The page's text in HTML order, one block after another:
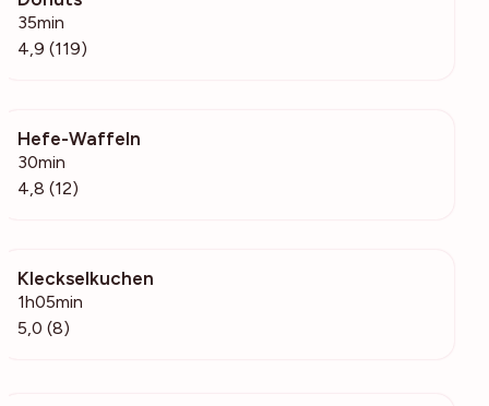
35min
4,9 (119)
Hefe-Waffeln
30min
4,8 (12)
Kleckselkuchen
1h05min
5,0 (8)